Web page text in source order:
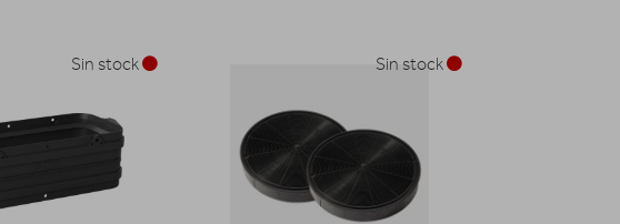
Sin stock Sin stock